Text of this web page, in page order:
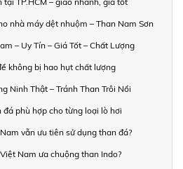
nhà máy dệt nhuộm – Than Nam Sơn
– Uy Tín – Giá Tốt – Chất Lượng
không bị hao hụt chất lượng
Ninh Thật – Tránh Than Trôi Nổi
phù hợp cho từng loại lò hơi
vẫn ưu tiên sử dụng than đá?
Nam ưa chuộng than Indo?